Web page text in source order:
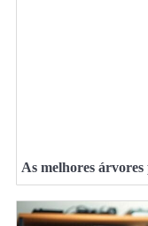
As melhores